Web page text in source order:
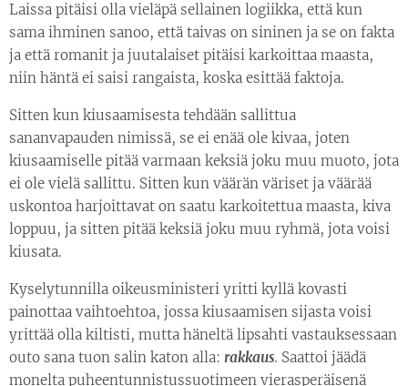
Laissa pitäisi olla vieläpä sellainen logiikka, että kun
sama ihminen sanoo, että taivas on sininen ja se on fakta
ja että romanit ja juutalaiset pitäisi karkoittaa maasta,
niin häntä ei saisi rangaista, koska esittää faktoja.
Sitten kun kiusaamisesta tehdään sallittua
sananvapauden nimissä, se ei enää ole kivaa, joten
kiusaamiselle pitää varmaan keksiä joku muu muoto, jota
ei ole vielä sallittu. Sitten kun väärän väriset ja väärää
uskontoa harjoittavat on saatu karkoitettua maasta, kiva
loppuu, ja sitten pitää keksiä joku muu ryhmä, jota voisi
kiusata.
Kyselytunnilla oikeusministeri yritti kyllä kovasti
painottaa vaihtoehtoa, jossa kiusaamisen sijasta voisi
yrittää olla kiltisti, mutta häneltä lipsahti vastauksessaan
outo sana tuon salin katon alla: rakkaus. Saattoi jäädä
monelta puheentunnistussuotimeen vierasperäisenä